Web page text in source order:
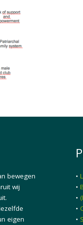
bewegen
wij
eigen
•
•
•
•
•